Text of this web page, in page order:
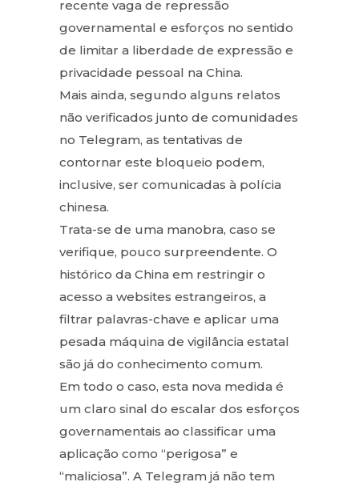
recente vaga de repressão
governamental e esforços no sentido
de limitar a liberdade de expressão e
privacidade pessoal na China.
Mais ainda, segundo alguns relatos
não verificados junto de comunidades
no Telegram, as tentativas de
contornar este bloqueio podem,
inclusive, ser comunicadas à polícia
chinesa.
Trata-se de uma manobra, caso se
verifique, pouco surpreendente. O
histórico da China em restringir o
acesso a websites estrangeiros, a
filtrar palavras-chave e aplicar uma
pesada máquina de vigilância estatal
são já do conhecimento comum.
Em todo o caso, esta nova medida é
um claro sinal do escalar dos esforços
governamentais ao classificar uma
aplicação como “perigosa” e
“maliciosa”. A Telegram já não tem